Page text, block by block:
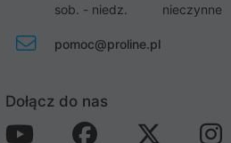
sob. - niedz.
nieczynne
pomoc@proline.pl
Dołącz do nas